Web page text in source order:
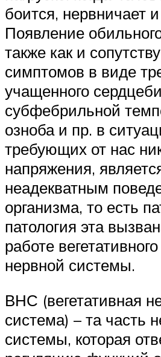
боится, нервничает
Появление
также как и
симптомов в виде
учащенного
субфебрильной
озноба и пр. в
требующих от нас
напряжения,
неадекватным
организма, то есть
патология эта
работе
нервной системы.
ВНС (вегетативная
система) – та часть
системы, которая